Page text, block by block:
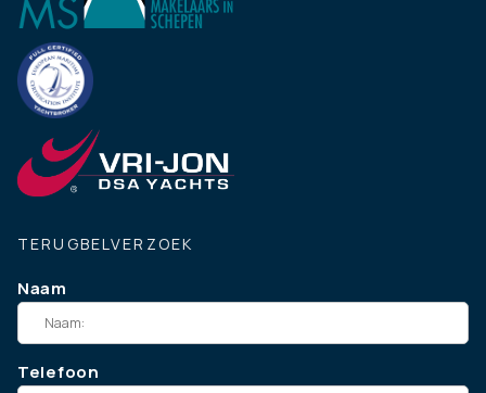
TERUGBELVERZOEK
Naam
Telefoon